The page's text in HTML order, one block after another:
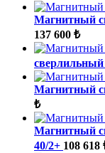
Магнитный
137 600 ₺
Магнитный
₺
Магнитный
40/2+ 108 618